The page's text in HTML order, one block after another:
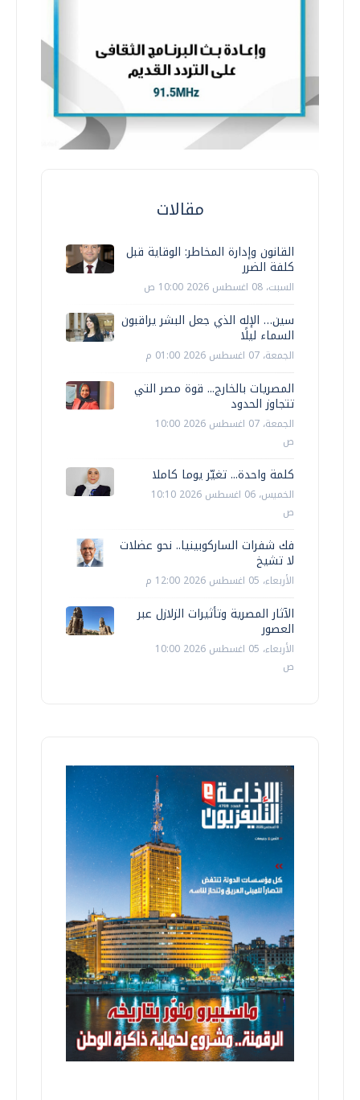
مقالات
القانون وإدارة المخاطر: الوقاية قبل
كلفة الضرر
السبت، 08 اغسطس 2026 10:00 ص
سين… الإله الذي جعل البشر يراقبون
السماء ليلًا
الجمعة، 07 اغسطس 2026 01:00 م
المصريات بالخارج... قوة مصر التي
تتجاوز الحدود
الجمعة، 07 اغسطس 2026 10:00
ص
كلمة واحدة... تغيّر يوما كاملا
الخميس، 06 اغسطس 2026 10:10
ص
فك شفرات الساركوبينيا.. نحو عضلات
لا تشيخ
الأربعاء، 05 اغسطس 2026 12:00 م
الآثار المصرية وتأثيرات الزلازل عبر
العصور
الأربعاء، 05 اغسطس 2026 10:00
ص